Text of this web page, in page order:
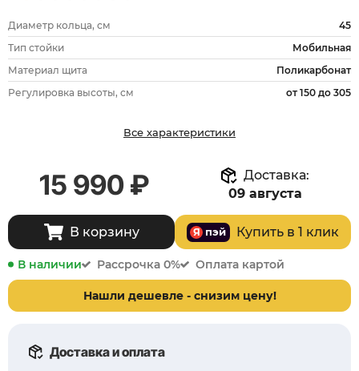
Диаметр кольца, см
45
Тип стойки
Мобильная
Материал щита
Поликарбонат
Регулировка высоты, см
от 150 до 305
Все характеристики
15 990 ₽
Доставка:
09 августа
В корзину Я пэй Купить в 1 клик
Яндекс Пэй / Сплит
В наличии Рассрочка 0% Оплата картой
Нашли дешевле - снизим цену!
Доставка и оплата